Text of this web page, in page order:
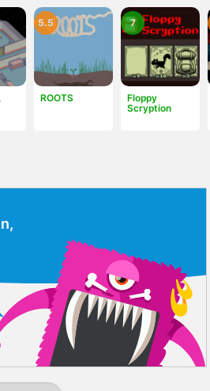
ROOTS
5.5
Floppy
Scryption
7